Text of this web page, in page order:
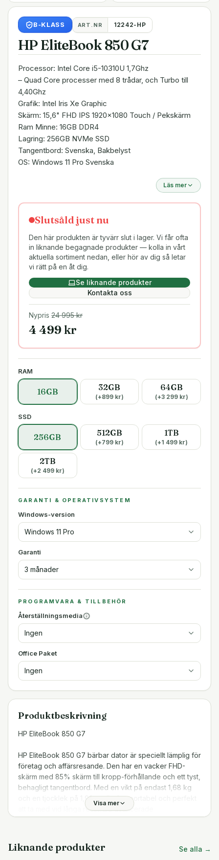
B-KLASS ART.NR 12242-HP
HP EliteBook 850 G7
Processor: Intel Core i5-10310U 1,7Ghz
– Quad Core processer med 8 trådar, och Turbo till
4,40Ghz
Grafik: Intel Iris Xe Graphic
Skärm: 15,6" FHD IPS 1920x1080 Touch / Pekskärm
Ram Minne: 16GB DDR4
Lagring: 256GB NVMe SSD
Tangentbord: Svenska, Bakbelyst
OS: Windows 11 Pro Svenska
Läs mer
Slutsåld just nu
Den här produkten är tyvärr slut i lager. Vi får ofta
in liknande begagnade produkter — kolla in vårt
aktuella sortiment nedan, eller hör av dig så letar
vi rätt på en åt dig.
Se liknande produkter
Kontakta oss
Nypris 24 995kr
4 499 kr
RAM
16GB 32GB
(+899kr)
64GB
(+3 299kr)
SSD
256GB 512GB
(+799kr)
1TB
(+1 499 kr)
2TB
(+2 499kr)
GARANTI & OPERATIVSYSTEM
Windows-version
Windows 11 Pro
Garanti
3 månader
PROGRAMVARA & TILLBEHÖR
Återställningsmedia
Ingen
Office Paket
Ingen
Produktbeskrivning
HP EliteBook 850 G7
HP EliteBook 850 G7 bärbar dator är speciellt lämplig för
företag och affärsresande. Den har en vacker FHD-
skärm med 85% skärm till kropp-förhållande och ett tyst,
behagligt tangentbord. Med en vikt på endast 1,68 kg
och en tjocklek på 1,92 cm är den portabel och perfekt
att ta med vid långa resor. De avancerade
säkerhetsfunktionerna och generösa
Visa mer
Liknande produkter Se alla →